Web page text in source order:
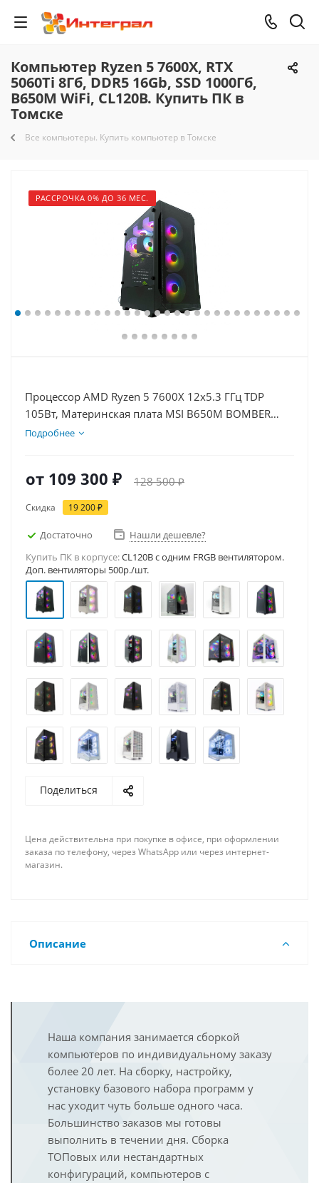
Компьютер Ryzen 5 7600X, RTX
5060Ti 8Гб, DDR5 16Gb, SSD 1000Гб,
B650M WiFi, CL120B. Купить ПК в
Томске
Все компьютеры. Купить компьютер в Томске
РАССРОЧКА 0% ДО 36 МЕС.
Процессор AMD Ryzen 5 7600X 12x5.3 ГГц TDP
105Вт, Материнская плата MSI B650M BOMBER
WIFI, Видеокарта RTX 5060Ti 8Гб, Память
Подробнее
от 109 300 ₽ 128 500 ₽
Скидка 19 200 ₽
Достаточно
Нашли дешевле?
Купить ПК в корпусе:CL120B c одним FRGB вентилятором.
Доп. вентиляторы 500р./шт.
Поделиться
Цена действительна при покупке в офисе, при оформлении
заказа по телефону, через WhatsApp или через интернет-
магазин.
Описание
Наша компания занимается сборкой
компьютеров по индивидуальному заказу
более 20 лет. На сборку, настройку,
установку базового набора программ у
нас уходит чуть больше одного часа.
Большинство заказов мы готовы
выполнить в течении дня. Сборка
ТОПовых или нестандартных
конфигураций, компьютеров с